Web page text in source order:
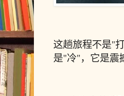
这趟旅程不是"
是"冷"，它是震